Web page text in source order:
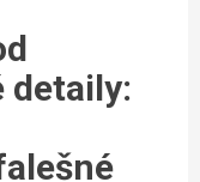
detaily: